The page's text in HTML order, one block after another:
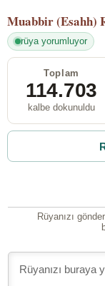
Muabbir (Esahh)
rüya yorumluyor
Toplam
114.703
kalbe dokunuldu
Rüyanızı